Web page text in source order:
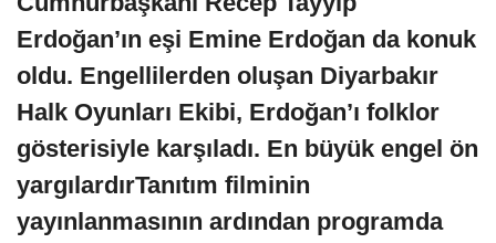
Erdoğan’ın eşi Emine Erdoğan da konuk
oldu. Engellilerden oluşan Diyarbakır
Halk Oyunları Ekibi, Erdoğan’ı folklor
gösterisiyle karşıladı. En büyük engel ön
yargılardırTanıtım filminin
yayınlanmasının ardından programda